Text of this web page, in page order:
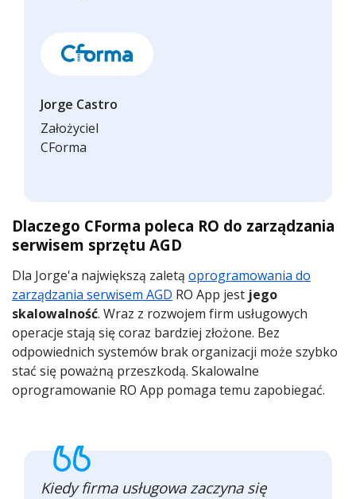
Jorge Castro
Założyciel
CForma
Dlaczego CForma poleca RO do zarządzania
serwisem sprzętu AGD
Dla Jorge'a największą zaletą oprogramowania do
zarządzania serwisem AGD RO App jest jego
skalowalność. Wraz z rozwojem firm usługowych
operacje stają się coraz bardziej złożone. Bez
odpowiednich systemów brak organizacji może szybko
stać się poważną przeszkodą. Skalowalne
oprogramowanie RO App pomaga temu zapobiegać.
Kiedy firma usługowa zaczyna się